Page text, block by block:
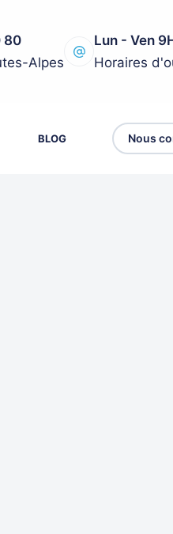
80
Alpes
Lun - Ven
Horaires
BLOG Nous